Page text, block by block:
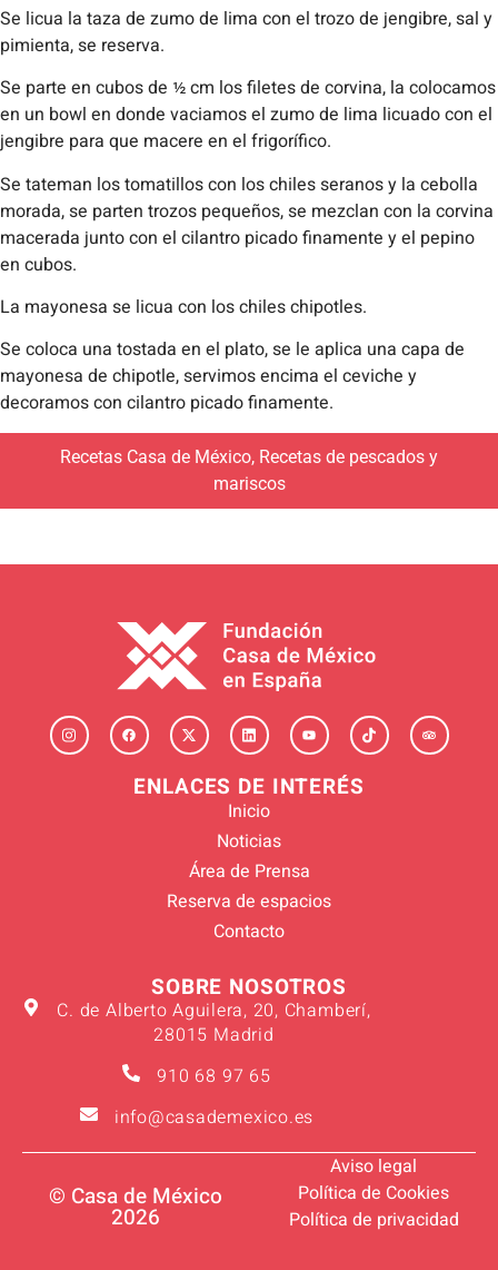
Se licua la taza de zumo de lima con el trozo de jengibre, sal y
pimienta, se reserva.
Se parte en cubos de ½ cm los filetes de corvina, la colocamos
en un bowl en donde vaciamos el zumo de lima licuado con el
jengibre para que macere en el frigorífico.
Se tateman los tomatillos con los chiles seranos y la cebolla
morada, se parten trozos pequeños, se mezclan con la corvina
macerada junto con el cilantro picado finamente y el pepino
en cubos.
La mayonesa se licua con los chiles chipotles.
Se coloca una tostada en el plato, se le aplica una capa de
mayonesa de chipotle, servimos encima el ceviche y
decoramos con cilantro picado finamente.
Recetas Casa de México, Recetas de pescados y
mariscos
ENLACES DE INTERÉS
Inicio
Noticias
Área de Prensa
Reserva de espacios
Contacto
SOBRE NOSOTROS
C. de Alberto Aguilera, 20, Chamberí,
28015 Madrid
910 68 97 65
info@casademexico.es
© Casa de México
2026
Aviso legal
Política de Cookies
Política de privacidad